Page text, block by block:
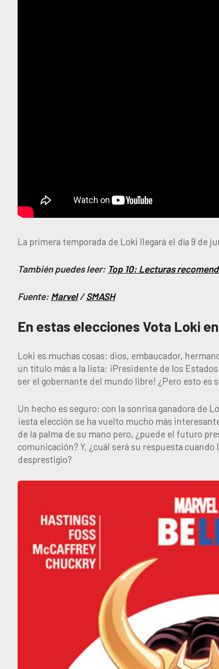
La primera temporada de Loki llegará el día 9 de
También puedes leer: Top 10: Lecturas
Fuente: Marvel/SMASH
En estas elecciones Vota Loki
Loki es muchas cosas: dios, embaucador,
un título más a la lista: ¡Presidente de los
ser el gobernante del mundo libre! ¿Pero esto es
Un hecho es seguro: con la sonrisa ganadora de
¡esta elección se ha vuelto mucho más
de la palma de su mano pero, ¿puede el futuro
comunicación? Y, ¿cuál será su respuesta
desprestigio?